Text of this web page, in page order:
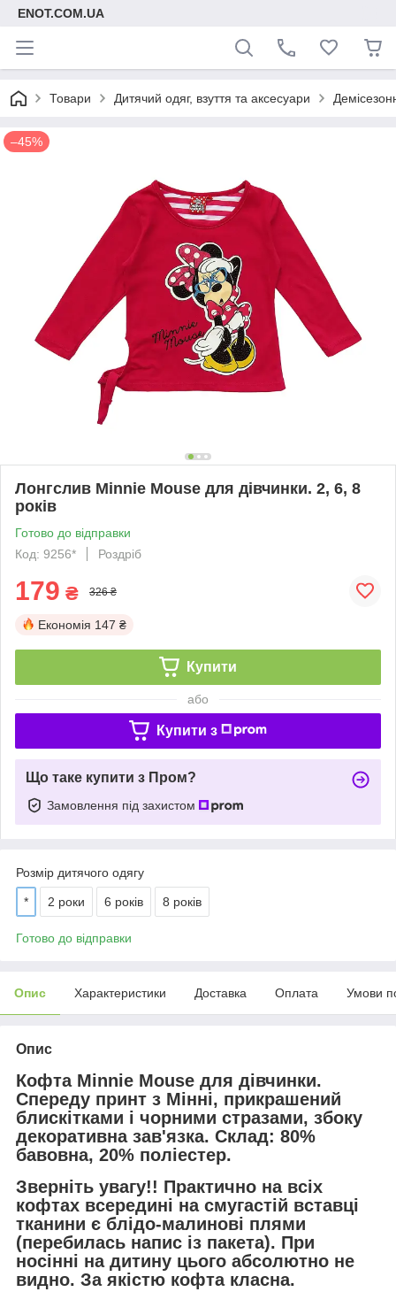
ENOT.COM.UA
Товари Дитячий одяг, взуття та аксесуари
–45%
Лонгслив Minnie Mouse для дівчинки. 2, 6, 8
років
Готово до відправки
Код: 9256*
Роздріб
179 ₴ 326 ₴
Економія 147 ₴
Купити
або
Купити з
Що таке купити з Пром?
Замовлення під захистом
Розмір дитячого одягу
* 2 роки 6 років 8 років
Готово до відправки
Опис Характеристики Доставка Оплата Умови
Опис
Кофта Minnie Mouse для дівчинки.
Спереду принт з Мінні, прикрашений
блискітками і чорними стразами, збоку
декоративна зав'язка. Склад: 80%
бавовна, 20% поліестер.
Зверніть увагу!! Практично на всіх
кофтах всередині на смугастій вставці
тканини є блідо-малинові плями
(перебилась напис із пакета). При
носінні на дитину цього абсолютно не
видно. За якістю кофта класна.